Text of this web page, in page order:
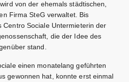
von der ehemals städtischen,
Firma SteG verwaltet. Bis
Centro Sociale Untermieterin der
die der Idee des
stand.
einen monatelang geführten
gewonnen hat, konnte erst einmal